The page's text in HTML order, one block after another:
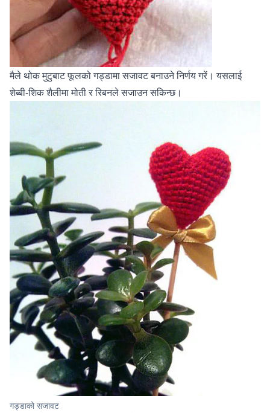
मैले थोक मुटुबाट फूलको गड्‍डामा सजावट बनाउने निर्णय गरें। यसलाई
शेब्बी-शिक शैलीमा मोती र रिबनले सजाउन सकिन्छ।
गड्‍डाको सजावट